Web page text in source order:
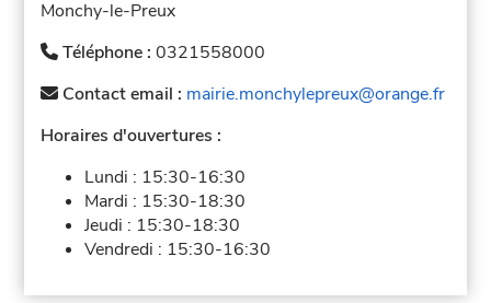
Monchy-le-Preux
Téléphone :0321558000
Contact email : mairie.monchylepreux@orange.fr
Horaires d'ouvertures :
Lundi : 15:30-16:30
Mardi : 15:30-18:30
Jeudi : 15:30-18:30
Vendredi : 15:30-16:30